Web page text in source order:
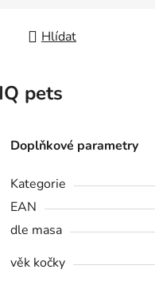
Hlídat
pets
Doplňkové parametry
Kategorie
EAN
dle masa
věk kočky